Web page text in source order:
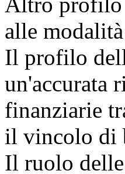
alle
Il profilo
un'accurata
finanziarie
il vincolo di
Il ruolo delle